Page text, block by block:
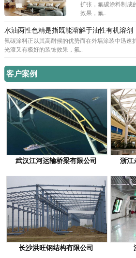
扩张，氟碳涂料制成
效果，氟..
水油两性色精是指既能溶解于油性有机溶剂
氟碳涂料正以其高耐候的优势而在外墙涂装中迅速
光漆又有极好的装饰效果，氟..
客户案例
武汉江河运输桥梁有限公司 浙江
长沙洪旺钢结构有限公司